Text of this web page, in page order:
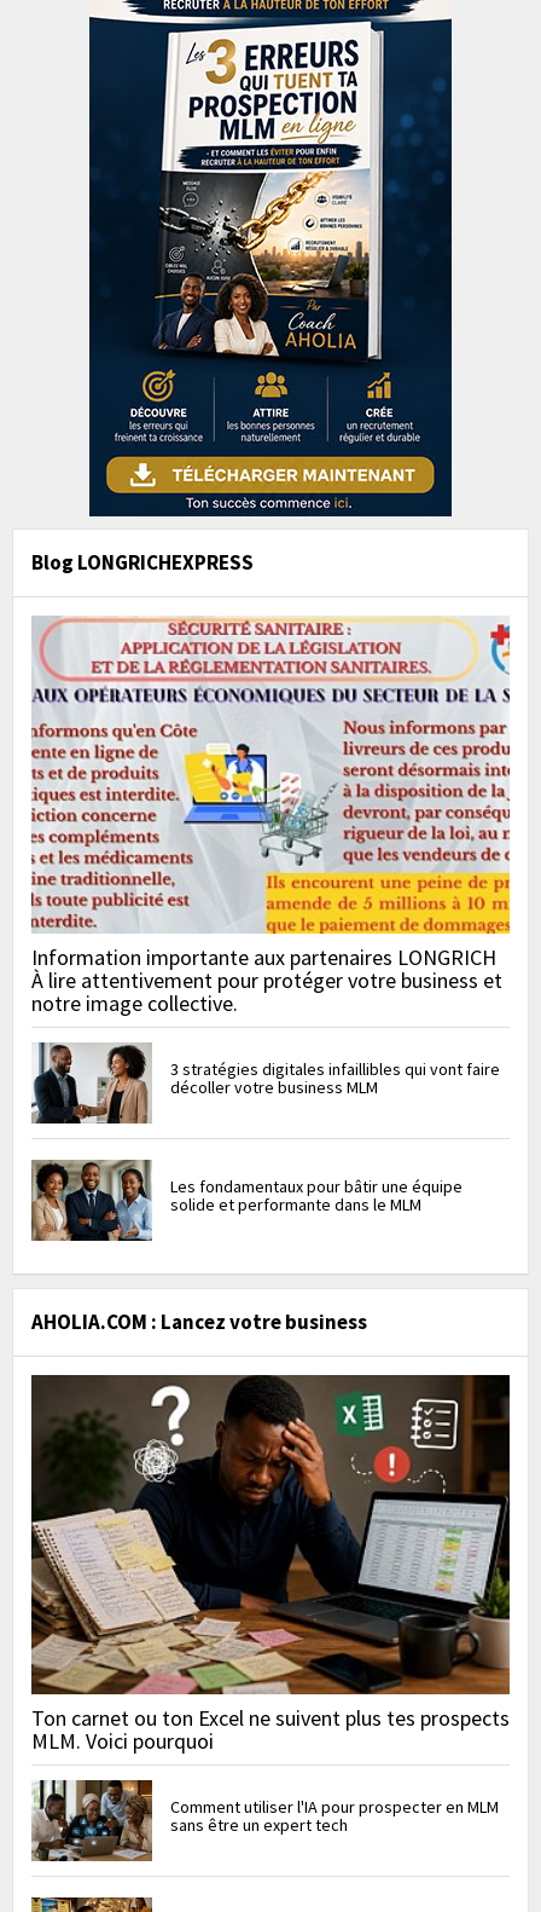
Blog LONGRICHEXPRESS
Information importante aux partenaires LONGRICH
À lire attentivement pour protéger votre business et
notre image collective.
3 stratégies digitales infaillibles qui vont faire
décoller votre business MLM
Les fondamentaux pour bâtir une équipe
solide et performante dans le MLM
AHOLIA.COM : Lancez votre business
Ton carnet ou ton Excel ne suivent plus tes prospects
MLM. Voici pourquoi
Comment utiliser l'IA pour prospecter en MLM
sans être un expert tech